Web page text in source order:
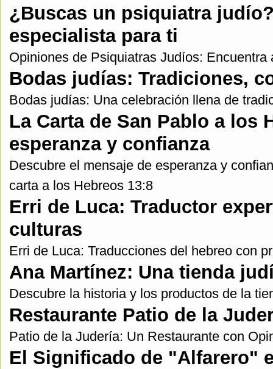
¿Buscas un psiquiatra
especialista para ti
Opiniones de Psiquiatras Judíos: Encuentra
Bodas judías: Tradiciones,
Bodas judías: Una celebración llena de
La Carta de San Pablo a los
esperanza y confianza
Descubre el mensaje de esperanza y
carta a los Hebreos 13:8
Erri de Luca: Traductor
culturas
Erri de Luca: Traducciones del hebreo con
Ana Martínez: Una tienda
Descubre la historia y los productos de la
Restaurante Patio de la
Patio de la Judería: Un Restaurante con
El Significado de "Alfarero"